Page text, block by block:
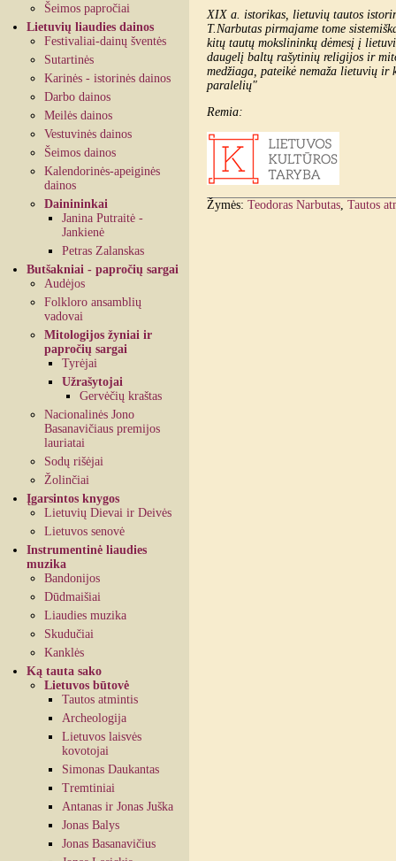
Šeimos papročiai
Lietuvių liaudies dainos
Festivaliai-dainų šventės
Sutartinės
Karinės - istorinės dainos
Darbo dainos
Meilės dainos
Vestuvinės dainos
Šeimos dainos
Kalendorinės-apeiginės
dainos
Dainininkai
Janina Putraitė -
Jankienė
Petras Zalanskas
Butšakniai - papročių sargai
Audėjos
Folkloro ansamblių
vadovai
Mitologijos žyniai ir
papročių sargai
Tyrėjai
Užrašytojai
Gervėčių kraštas
Nacionalinės Jono
Basanavičiaus premijos
lauriatai
Sodų rišėjai
Žolinčiai
Įgarsintos knygos
Lietuvių Dievai ir Deivės
Lietuvos senovė
Instrumentinė liaudies
muzika
Bandonijos
Dūdmaišiai
Liaudies muzika
Skudučiai
Kanklės
Ką tauta sako
Lietuvos būtovė
Tautos atmintis
Archeologija
Lietuvos laisvės
kovotojai
Simonas Daukantas
Tremtiniai
Antanas ir Jonas Juška
Jonas Balys
Jonas Basanavičius
XIX a. istorikas, lietuvių tautos
T.Narbutas pirmajame tome
kitų tautų mokslininkų dėmesį į
daugelį baltų rašytinių religijos ir
medžiaga, pateikė nemaža lietuvių
paralelių"
Remia:
Žymės: Teodoras Narbutas Tautos